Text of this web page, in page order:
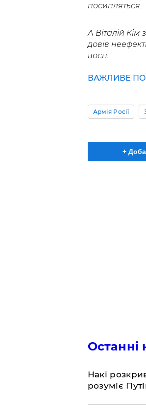
посипляться.
А Віталій
довів
воєн.
ВАЖЛИВЕ
Армія Росії
+
Останні
Накі
розуміє